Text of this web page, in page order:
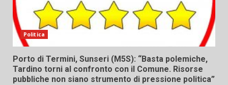
Politica
Porto di Termini, Sunseri (M5S): “Basta polemiche,
Tardino torni al confronto con il Comune. Risorse
pubbliche non siano strumento di pressione politica”